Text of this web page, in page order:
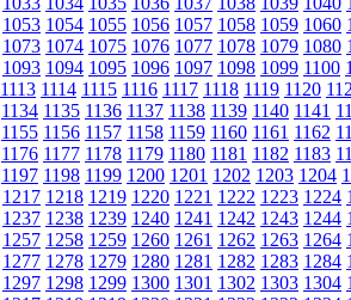
1053 1054 1055 1056 1057 1058 1059 1060
1073 1074 1075 1076 1077 1078 1079 1080
1093 1094 1095 1096 1097 1098 1099 1100
1113 1114 1115 1116 1117 1118 1119 1120
1134 1135 1136 1137 1138 1139 1140 1141
1155 1156 1157 1158 1159 1160 1161 1162
1176 1177 1178 1179 1180 1181 1182 1183
1197 1198 1199 1200 1201 1202 1203 1204
1217 1218 1219 1220 1221 1222 1223 1224
1237 1238 1239 1240 1241 1242 1243 1244
1257 1258 1259 1260 1261 1262 1263 1264
1277 1278 1279 1280 1281 1282 1283 1284
1297 1298 1299 1300 1301 1302 1303 1304